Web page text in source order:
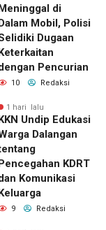
di
Mobil, Polisi
Dugaan
Pencurian
10 Redaksi
1 hari lalu
Undip Edukasi
Dalangan
KDRT
Komunikasi
9 Redaksi